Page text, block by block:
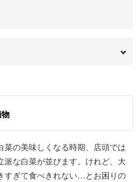
09:58
12:57
菜の美味しくなる時期、店頭では
派な白菜が並びます。けれど、大
すぎて食べきれない…とお困りの